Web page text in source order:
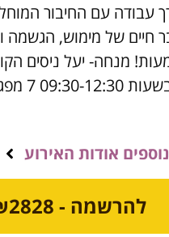
עבודה עם החיבור
חיים של מימוש, הגשמה
מנחה- יעל ניסים
בימי
אודות האירוע
להרשמה - ₪2828